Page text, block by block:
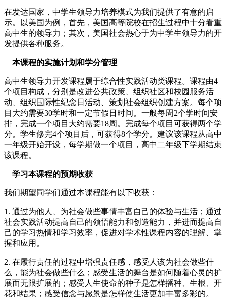
在发达国家，中学生领导力培养模式为我们提供了有意的启
示。以美国为例，首先，美国高等院校在招生过程中十分看重
高中生的领导力；其次，美国社会热心于为中学生领导力的开
发提供各种服务。
本课程的实施计划和学分管理
高中生领导力开发课程属于综合性实践活动类课程。课程由4
个项目构成，分别是改进公共政策、组织社区和校园服务活
动、组织国际性纪念日活动、策划社会组织创建方案。每个项
目大约需要30学时和一定节假日时间。一般每周2个学时间安
排，完成一个项目大约需要18周。完成每个项目可获得两个学
分。学生修完4个项目后，可获得8个学分。建议该课程从高中
一年级开始开设，每学期做一个项目，高中二年级下学期结束
该课程。
学习本课程的预期收获
我们期望同学们通过本课程能有以下收获：
1. 通过为他人、为社会做些事情丰富自己的体验与生活；通过
社会实践活动提高自己的领悟能力和创造能力，并进而提高自
己的学习热情和学习效率，促进对学术性课程内容的理解、掌
握和应用。
2. 在履行责任的过程中增强责任感，感受人该为社会做些什
么，能为社会做些什么；感受生活的舞台是如何随着心灵的扩
展而无限扩展的；感受人生使命的种子是怎样播种、生根、开
花和结果；感受信念与愿景是怎样使生活更加丰富多彩的。